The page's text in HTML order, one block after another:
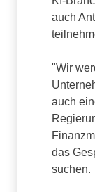
auch
"Wir
auch
das
suchen.